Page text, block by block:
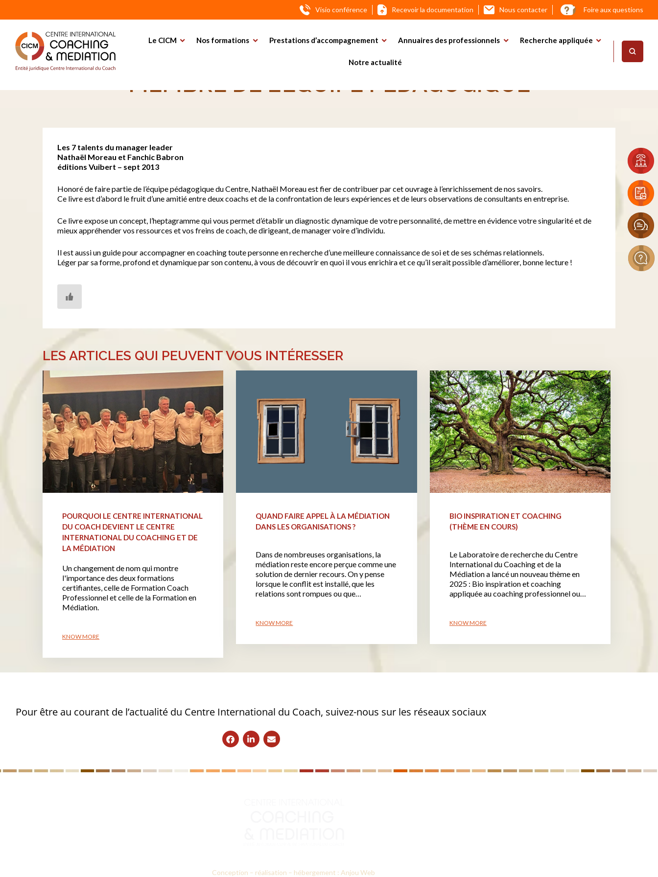
Le CICM Nos formations Prestations d’accompagnement Annuaires des professionnels Recherche appliquée
Notre actualité
Home Actualités Parution du livre de Nathaël Moreau, membre de l’équipe pédagogique
PARUTION DU LIVRE DE NATHAËL MOREAU,
MEMBRE DE L’ÉQUIPE PÉDAGOGIQUE
Les 7 talents du manager leader
Nathaël Moreau et Fanchic Babron
éditions Vuibert – sept 2013
Honoré de faire partie de l’équipe pédagogique du Centre, Nathaël Moreau est fier de contribuer par cet ouvrage à l’enrichissement de nos savoirs.
Ce livre est d’abord le fruit d’une amitié entre deux coachs et de la confrontation de leurs expériences et de leurs observations de consultants en entreprise.
Ce livre expose un concept, l’heptagramme qui vous permet d’établir un diagnostic dynamique de votre personnalité, de mettre en évidence votre singularité et de
mieux appréhender vos ressources et vos freins de coach, de dirigeant, de manager voire d’individu.
Il est aussi un guide pour accompagner en coaching toute personne en recherche d’une meilleure connaissance de soi et de ses schémas relationnels.
Léger par sa forme, profond et dynamique par son contenu, à vous de découvrir en quoi il vous enrichira et ce qu’il serait possible d’améliorer, bonne lecture !
LES ARTICLES QUI PEUVENT VOUS INTÉRESSER
POURQUOI LE CENTRE INTERNATIONAL
DU COACH DEVIENT LE CENTRE
INTERNATIONAL DU COACHING ET DE
LA MÉDIATION
Un changement de nom qui montre
l'importance des deux formations
certifiantes, celle de Formation Coach
Professionnel et celle de la Formation en
Médiation.
KNOW MORE
QUAND FAIRE APPEL À LA MÉDIATION
DANS LES ORGANISATIONS ?
Dans de nombreuses organisations, la
médiation reste encore perçue comme une
solution de dernier recours. On y pense
lorsque le conflit est installé, que les
relations sont rompues ou que…
KNOW MORE
BIO INSPIRATION ET COACHING
(THÈME EN COURS)
Le Laboratoire de recherche du Centre
International du Coaching et de la
Médiation a lancé un nouveau thème en
2025 : Bio inspiration et coaching
appliquée au coaching professionnel ou…
KNOW MORE
Visio conférence Recevoir la documentation Nous contacter Foire aux questions
Pour être au courant de l’actualité du Centre International du Coach, suivez-nous sur les réseaux sociaux
Conception – réalisation – hébergement : Anjou Web